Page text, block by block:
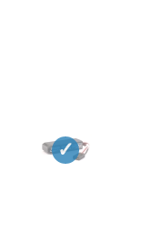
Аппаратура и